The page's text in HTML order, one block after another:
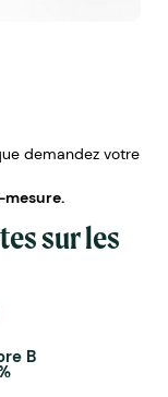
demandez votre
sur les
B